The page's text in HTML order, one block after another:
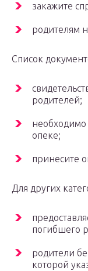
закажите
родителям
Список
родителей;
необходимо
опеке;
принесите
Для других
погибшего
родители
которой